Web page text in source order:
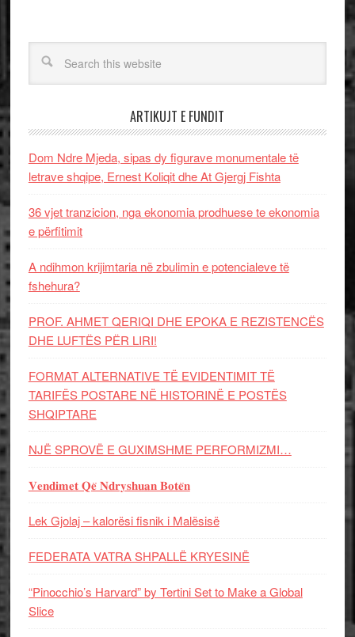
ARTIKUJT E FUNDIT
Dom Ndre Mjeda, sipas dy figurave monumentale të
letrave shqipe, Ernest Koliqit dhe At Gjergj Fishta
36 vjet tranzicion, nga ekonomia prodhuese te ekonomia
e përfitimit
A ndihmon krijimtaria në zbulimin e potencialeve të
fshehura?
PROF. AHMET QERIQI DHE EPOKA E REZISTENCЁS
DHE LUFTЁS PЁR LIRI!
FORMAT ALTERNATIVE TË EVIDENTIMIT TË
TARIFËS POSTARE NË HISTORINË E POSTËS
SHQIPTARE
NJË SPROVË E GUXIMSHME PERFORMIZMI…
𝐕𝐞𝐧𝐝𝐢𝐦𝐞𝐭 𝐐𝐞̈ 𝐍𝐝𝐫𝐲𝐬𝐡𝐮𝐚𝐧 𝐁𝐨𝐭𝐞̈𝐧
Lek Gjolaj – kalorësi fisnik i Malësisë
FEDERATA VATRA SHPALLË KRYESINË
“Pinocchio’s Harvard” by Tertini Set to Make a Global
Slice